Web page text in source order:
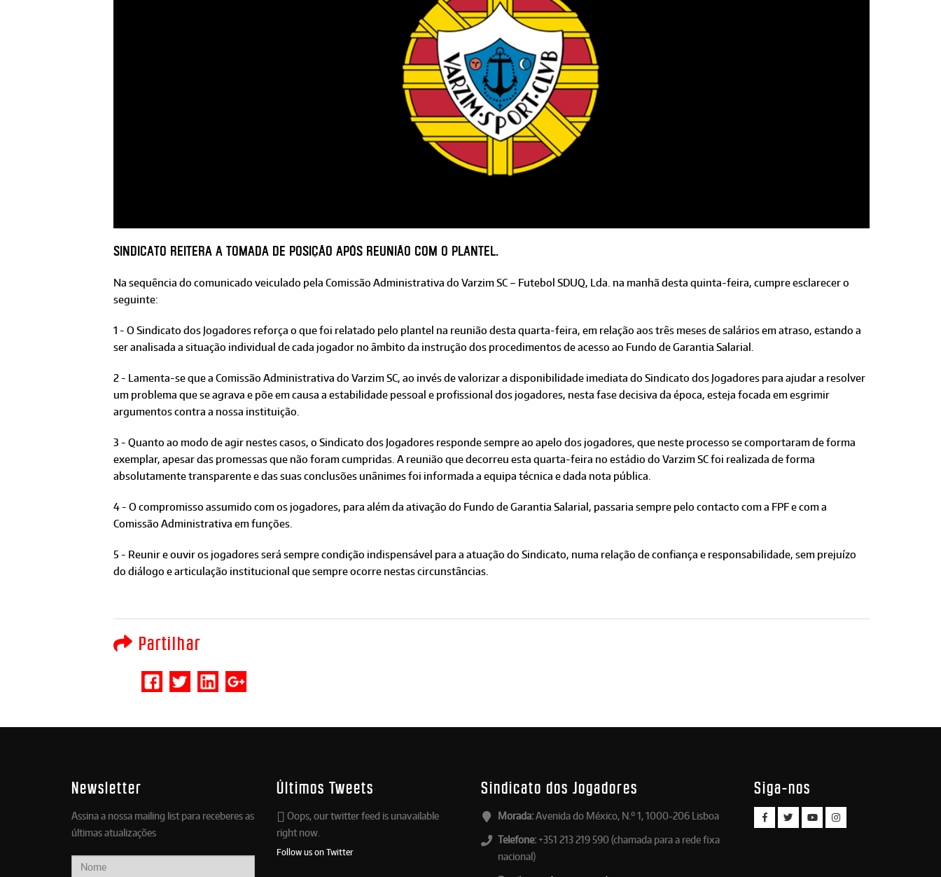
Sindicato reitera a tomada de posição após reunião com o plantel.
Na sequência do comunicado veiculado pela Comissão Administrativa do Varzim SC – Futebol SDUQ, Lda. na manhã desta quinta-feira, cumpre esclarecer o
seguinte:
1 - O Sindicato dos Jogadores reforça o que foi relatado pelo plantel na reunião desta quarta-feira, em relação aos três meses de salários em atraso, estando a
ser analisada a situação individual de cada jogador no âmbito da instrução dos procedimentos de acesso ao Fundo de Garantia Salarial.
2 - Lamenta-se que a Comissão Administrativa do Varzim SC, ao invés de valorizar a disponibilidade imediata do Sindicato dos Jogadores para ajudar a resolver
um problema que se agrava e põe em causa a estabilidade pessoal e profissional dos jogadores, nesta fase decisiva da época, esteja focada em esgrimir
argumentos contra a nossa instituição.
3 - Quanto ao modo de agir nestes casos, o Sindicato dos Jogadores responde sempre ao apelo dos jogadores, que neste processo se comportaram de forma
exemplar, apesar das promessas que não foram cumpridas. A reunião que decorreu esta quarta-feira no estádio do Varzim SC foi realizada de forma
absolutamente transparente e das suas conclusões unânimes foi informada a equipa técnica e dada nota pública.
4 - O compromisso assumido com os jogadores, para além da ativação do Fundo de Garantia Salarial, passaria sempre pelo contacto com a FPF e com a
Comissão Administrativa em funções.
5 - Reunir e ouvir os jogadores será sempre condição indispensável para a atuação do Sindicato, numa relação de confiança e responsabilidade, sem prejuízo
do diálogo e articulação institucional que sempre ocorre nestas circunstâncias.
Partilhar
Newsletter
Assina a nossa mailing list para receberes as
últimas atualizações
Últimos Tweets
Oops, our twitter feed is unavailable
right now.
Follow us on Twitter
Sindicato dos Jogadores
Morada:Avenida do México, N.º 1, 1000-206 Lisboa
Telefone:+351 213 219 590 (chamada para a rede fixa
nacional)
Siga-nos